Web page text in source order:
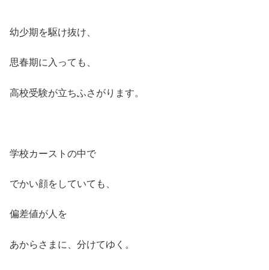
幼少期を駆け抜け、
思春期に入っても、
高校受験が立ちふさがります。
学校カーストの中で
でかい顔をしていても、
偏差値が人を
あからさまに、分けてゆく。